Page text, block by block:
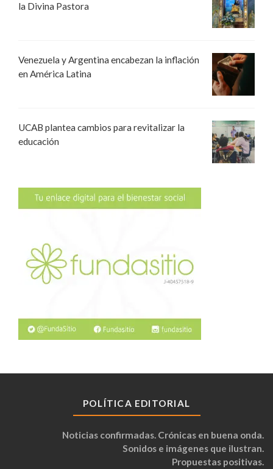
la Divina Pastora
Venezuela y Argentina encabezan la inflación
en América Latina
UCAB plantea cambios para revitalizar la
educación
POLÍTICA EDITORIAL
Noticias confirmadas. Crónicas en buena onda.
Sonidos e imágenes que ilustran.
Propuestas positivas.